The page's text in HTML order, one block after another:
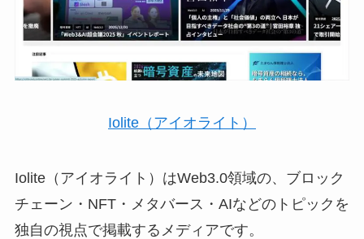
Iolite（アイオライト）
Iolite（アイオライト）はWeb3.0領域の、ブロック
チェーン・NFT・メタバース・AIなどのトピックを
独自の視点で掲載するメディアです。